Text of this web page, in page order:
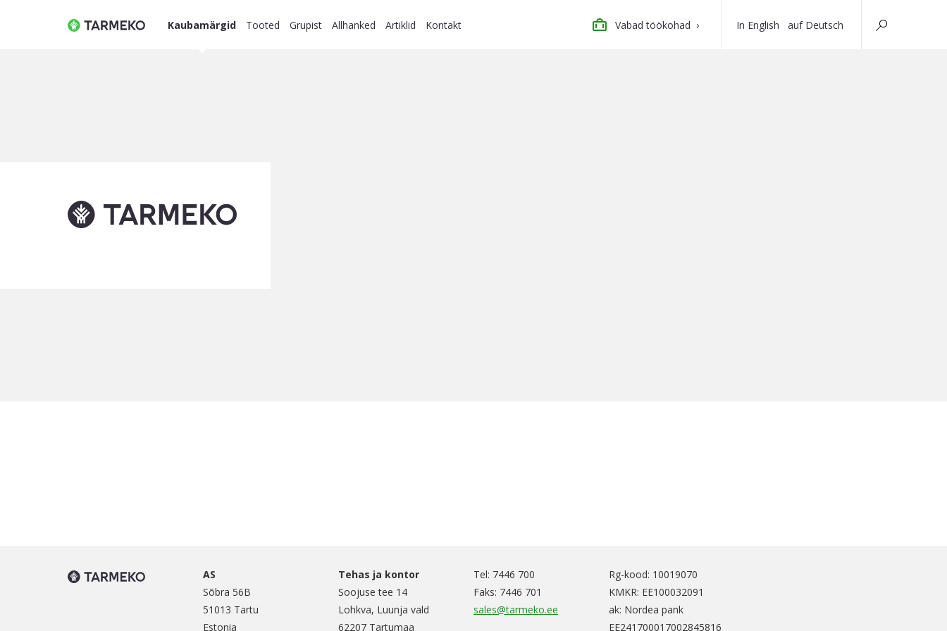
Kaubamärgid Tooted Grupist Allhanked Artiklid Kontakt Vabad töökohad In English auf Deutsch
AS
Sõbra 56B
51013 Tartu
Estonia
Tehas ja kontor
Soojuse tee 14
Lohkva, Luunja vald
62207 Tartumaa
Tel: 7446 700
Faks: 7446 701
sales@tarmeko.ee
Rg-kood: 10019070
KMKR: EE100032091
ak: Nordea pank
EE241700017002845816